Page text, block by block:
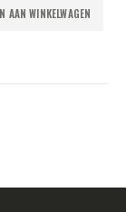
AAN WINKELWAGEN